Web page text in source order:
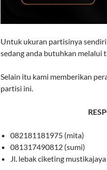
Untuk ukuran partisinya sendiri
sedang anda butuhkan melalui
Selain itu kami memberikan
partisi ini.
082181181975 (mita)
081317490812 (sumi)
Jl. lebak ciketing